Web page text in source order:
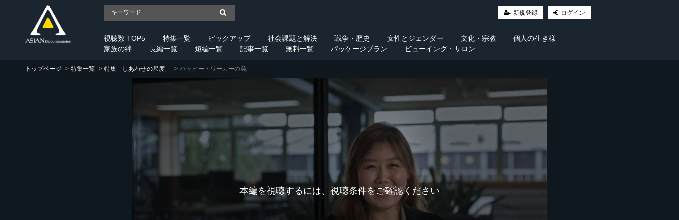
新規登録 ログイン
視聴数 TOP5 特集一覧 ピックアップ 社会課題と解決 戦争・歴史 女性とジェンダー 文化・宗教
個人の生き様
家族の絆
長編一覧 短編一覧 記事一覧 無料一覧 パッケージプラン ビューイング・サロン
トップページ 特集一覧 特集「しあわせの尺度」 ハッピー・ワーカーの罠
本編を視聴するには、視聴条件をご確認ください